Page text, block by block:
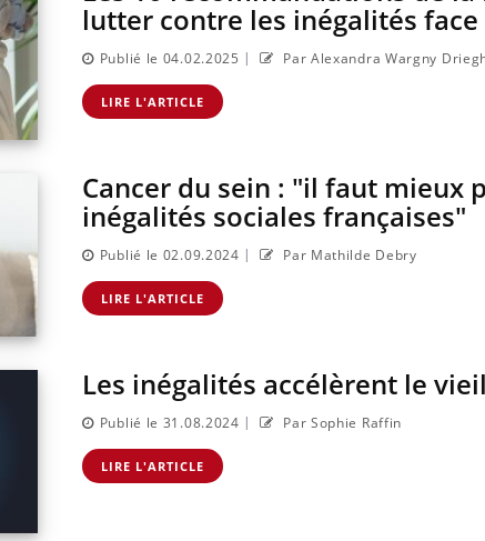
lutter contre les inégalités
Publié le 04.02.2025 | Par Alexandra Wargny
LIRE L'ARTICLE
Cancer du sein : "il faut mieux
inégalités sociales françaises"
Publié le 02.09.2024 | Par Mathilde Debry
LIRE L'ARTICLE
Les inégalités accélèrent le
Publié le 31.08.2024 | Par Sophie Raffin
LIRE L'ARTICLE